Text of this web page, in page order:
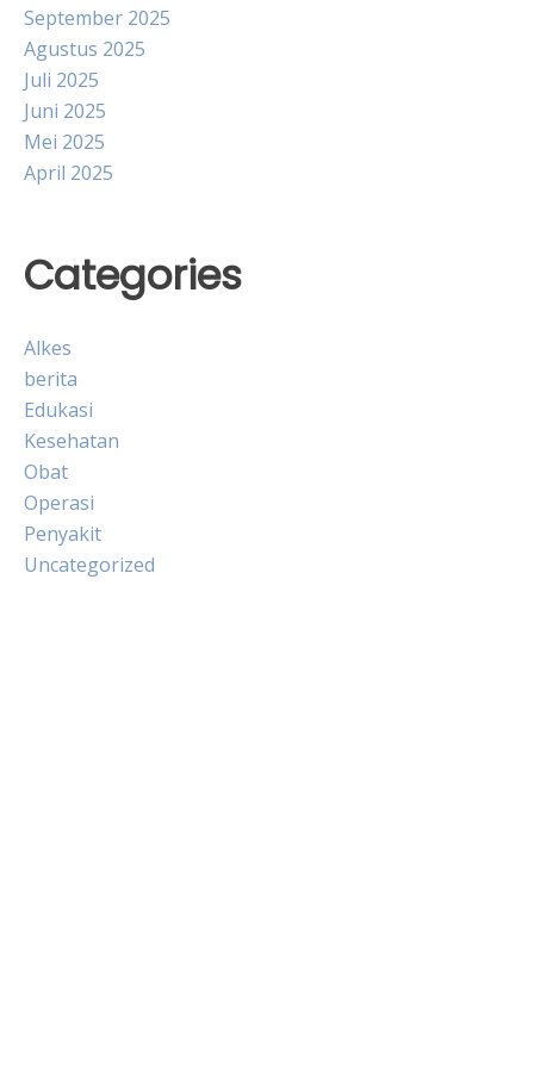
September 2025
Agustus 2025
Juli 2025
Juni 2025
Mei 2025
April 2025
Categories
Alkes
berita
Edukasi
Kesehatan
Obat
Operasi
Penyakit
Uncategorized